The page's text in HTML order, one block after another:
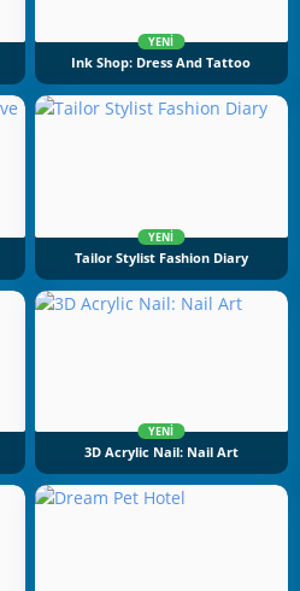
YENI
Ink Shop: Dress And Tattoo
YENI
Tailor Stylist Fashion Diary
YENI
3D Acrylic Nail: Nail Art